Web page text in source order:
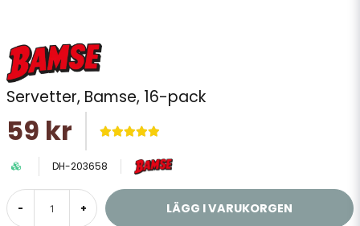
Servetter, Bamse, 16-pack
59 kr
DH-203658
- + LÄGG I VARUKORGEN